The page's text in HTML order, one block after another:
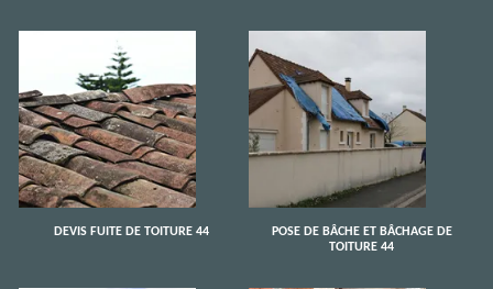
DEVIS FUITE DE TOITURE 44
POSE DE BÂCHE ET BÂCHAGE DE
TOITURE 44